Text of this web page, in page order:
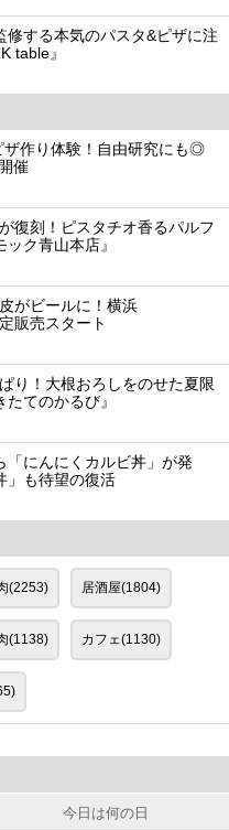
する本気のパスタ&ピザに注
table』
作り体験！自由研究にも◎
催
復刻！ピスタチオ香るパルフ
ク青山本店』
がビールに！横浜
販売スタート
り！大根おろしをのせた夏限
てのかるび』
「にんにくカルビ丼」が発
」も待望の復活
(2253) 居酒屋(1804)
(1138) カフェ(1130)
今日は何の日